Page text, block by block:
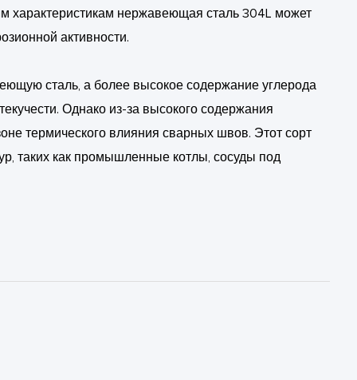
характеристикам нержавеющая сталь 304L может
активности.
сталь, а более высокое содержание углерода
Однако из-за высокого содержания
термического влияния сварных швов. Этот сорт
таких как промышленные котлы, сосуды под